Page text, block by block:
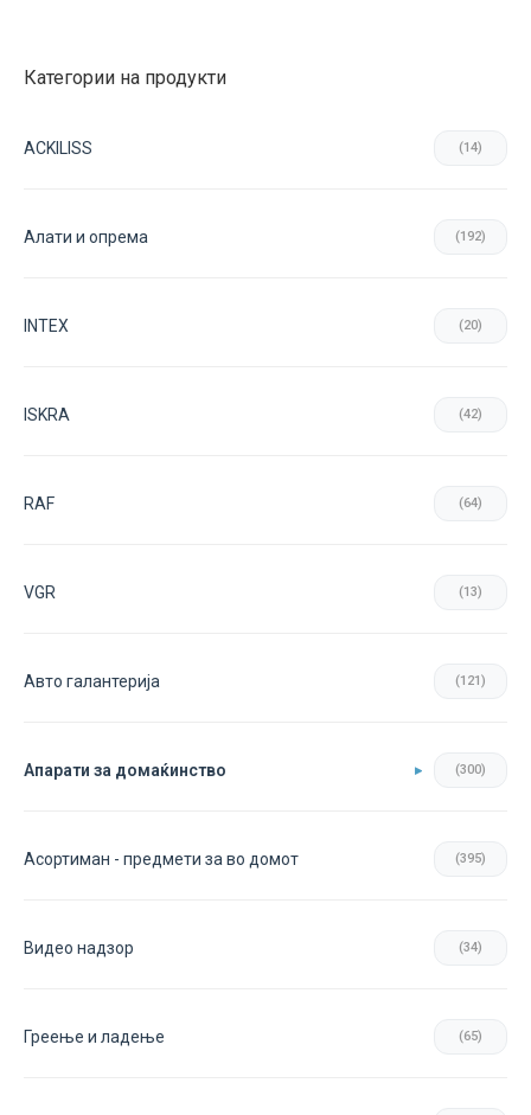
Категории на продукти
ACKILISS (14)
Aлати и опрема (192)
INTEX (20)
ISKRA (42)
RAF (64)
VGR (13)
Авто галантерија (121)
Апарати за домаќинство (300)
Асортиман - предмети за во домот (395)
Видео надзор (34)
Греење и ладење (65)